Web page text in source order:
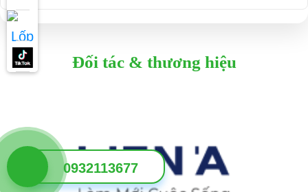
Đối tác & thương hiệu
0932113677